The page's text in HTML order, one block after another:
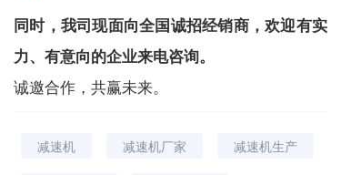
同时，我司现面向全国诚招经销商，欢迎有实
力、有意向的企业来电咨询。
诚邀合作，共赢未来。
减速机 减速机厂家 减速机生产